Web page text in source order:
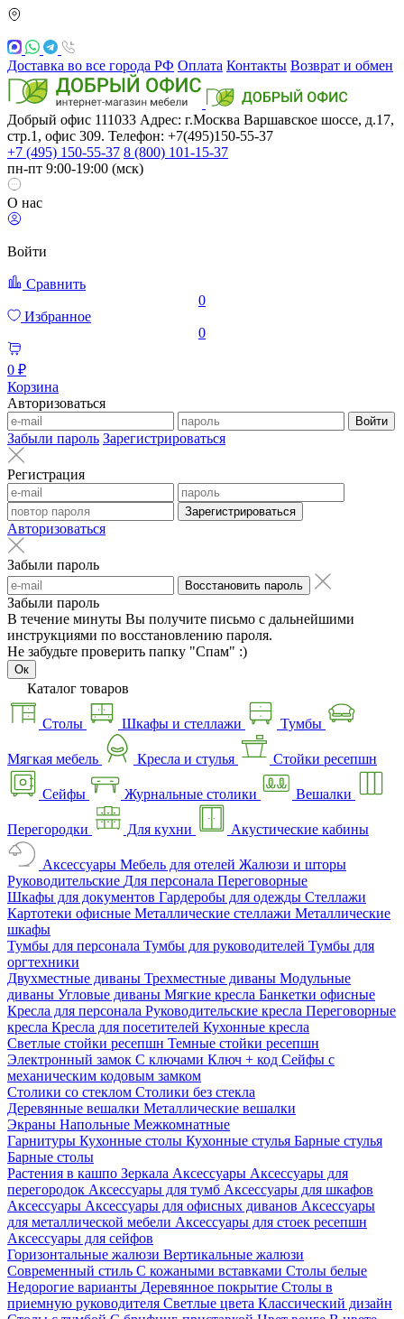
Доставка во все города РФ Оплата Контакты Возврат и обмен
Добрый офис 111033 Адрес: г.Москва Варшавское шоссе, д.17,
стр.1, офис 309. Телефон: +7(495)150-55-37
+7 (495) 150-55-37 8 (800) 101-15-37
пн-пт 9:00-19:00 (мск)
О нас
Войти
Сравнить
0
Избранное
0
0 ₽
Корзина
Авторизоваться
Войти
Забыли пароль Зарегистрироваться
Регистрация
Зарегистрироваться
Авторизоваться
Забыли пароль
Восстановить пароль
Забыли пароль
В течение минуты Вы получите письмо с дальнейшими
инструкциями по восстановлению пароля.
Не забудьте проверить папку "Спам" :)
Ок
Каталог товаров
Столы Шкафы и стеллажи Тумбы
Мягкая мебель Кресла и стулья Стойки ресепшн
Сейфы Журнальные столики Вешалки
Перегородки Для кухни Акустические кабины
Аксессуары Мебель для отелей Жалюзи и шторы
Руководительские Для персонала Переговорные
Шкафы для документов Гардеробы для одежды Стеллажи
Картотеки офисные Металлические стеллажи Металлические
шкафы
Тумбы для персонала Тумбы для руководителей Тумбы для
оргтехники
Двухместные диваны Трехместные диваны Модульные
диваны Угловые диваны Мягкие кресла Банкетки офисные
Кресла для персонала Руководительские кресла Переговорные
кресла Кресла для посетителей Кухонные кресла
Светлые стойки ресепшн Темные стойки ресепшн
Электронный замок С ключами Ключ + код Сейфы с
механическим кодовым замком
Столики со стеклом Столики без стекла
Деревянные вешалки Металлические вешалки
Экраны Напольные Межкомнатные
Гарнитуры Кухонные столы Кухонные стулья Барные стулья
Барные столы
Растения в кашпо Зеркала Аксессуары Аксессуары для
перегородок Аксессуары для тумб Аксессуары для шкафов
Аксессуары Аксессуары для офисных диванов Аксессуары
для металлической мебели Аксессуары для стоек ресепшн
Аксессуары для сейфов
Горизонтальные жалюзи Вертикальные жалюзи
Современный стиль С кожаными вставками Столы белые
Недорогие варианты Деревянное покрытие Столы в
приемную руководителя Светлые цвета Классический дизайн